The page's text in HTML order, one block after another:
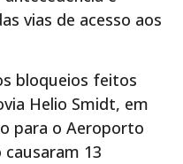
vias de acesso aos
bloqueios feitos
Helio Smidt, em
para o Aeroporto
causaram 13